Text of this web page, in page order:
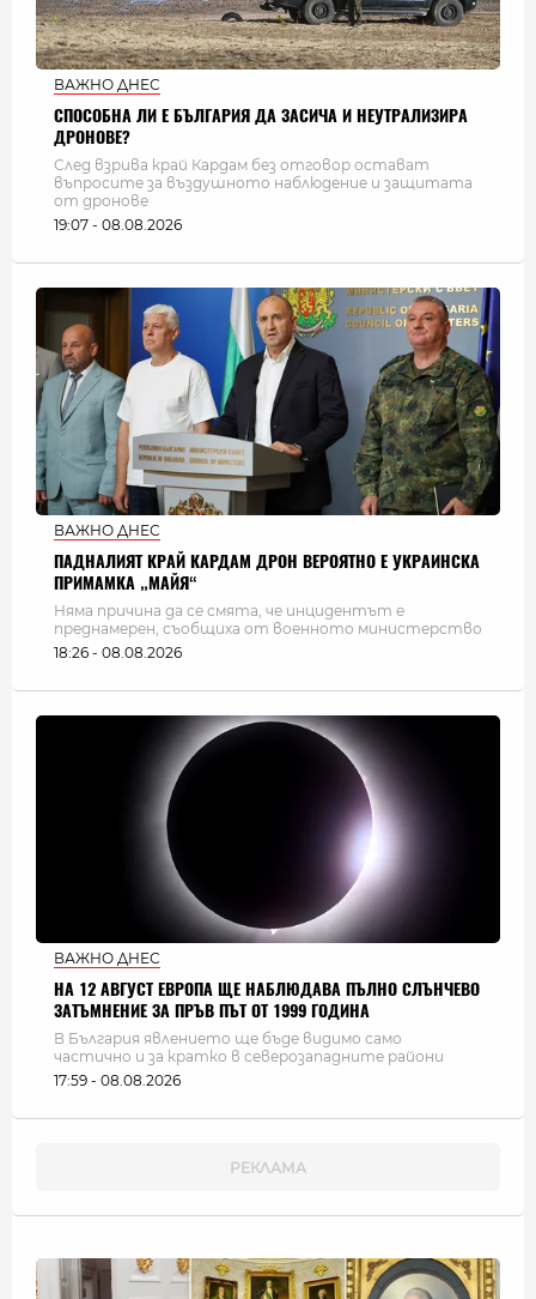
ВАЖНО ДНЕС
СПОСОБНА ЛИ Е БЪЛГАРИЯ ДА ЗАСИЧА И НЕУТРАЛИЗИРА
ДРОНОВЕ?
След взрива край Кардам без отговор остават
въпросите за въздушното наблюдение и защитата
от дронове
19:07 - 08.08.2026
ВАЖНО ДНЕС
ПАДНАЛИЯТ КРАЙ КАРДАМ ДРОН ВЕРОЯТНО Е УКРАИНСКА
ПРИМАМКА „МАЙЯ“
Няма причина да се смята, че инцидентът е
преднамерен, съобщиха от военното министерство
18:26 - 08.08.2026
ВАЖНО ДНЕС
НА 12 АВГУСТ ЕВРОПА ЩЕ НАБЛЮДАВА ПЪЛНО СЛЪНЧЕВО
ЗАТЪМНЕНИЕ ЗА ПРЪВ ПЪТ ОТ 1999 ГОДИНА
В България явлението ще бъде видимо само
частично и за кратко в северозападните райони
17:59 - 08.08.2026